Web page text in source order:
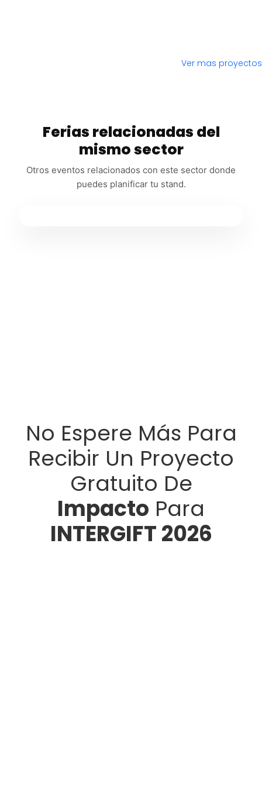
Ver mas proyectos
Ferias relacionadas del
mismo sector
Otros eventos relacionados con este sector donde
puedes planificar tu stand.
No Espere Más Para
Recibir Un Proyecto
Gratuito De
Impacto Para
INTERGIFT 2026